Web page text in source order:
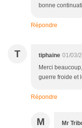
bonne
Répondre
T tiphaine 01/03/
Merci
guerre froide et
Répondre
M Mr